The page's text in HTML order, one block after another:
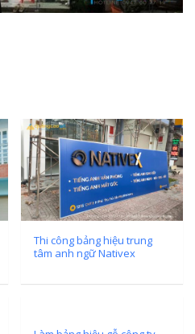
Thi công bảng hiệu trung
tâm anh ngữ Nativex